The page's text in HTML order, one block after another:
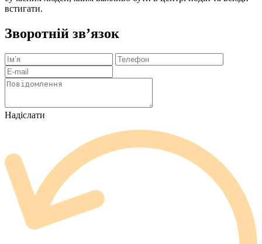
встигати.
Зворотній зв’язок
Надіслати